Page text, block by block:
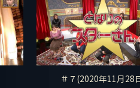
＃７(2020年11月28